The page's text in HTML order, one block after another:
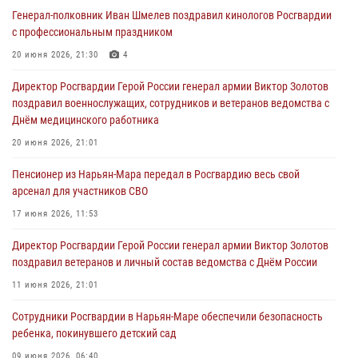
Генерал-полковник Иван Шмелев поздравил кинологов Росгвардии
с профессиональным праздником
20 июня 2026, 21:30 4
Директор Росгвардии Герой России генерал армии Виктор Золотов
поздравил военнослужащих, сотрудников и ветеранов ведомства с
Днём медицинского работника
20 июня 2026, 21:01
Пенсионер из Нарьян-Мара передал в Росгвардию весь свой
арсенал для участников СВО
17 июня 2026, 11:53
Директор Росгвардии Герой России генерал армии Виктор Золотов
поздравил ветеранов и личный состав ведомства с Днём России
11 июня 2026, 21:01
Сотрудники Росгвардии в Нарьян-Маре обеспечили безопасность
ребенка, покинувшего детский сад